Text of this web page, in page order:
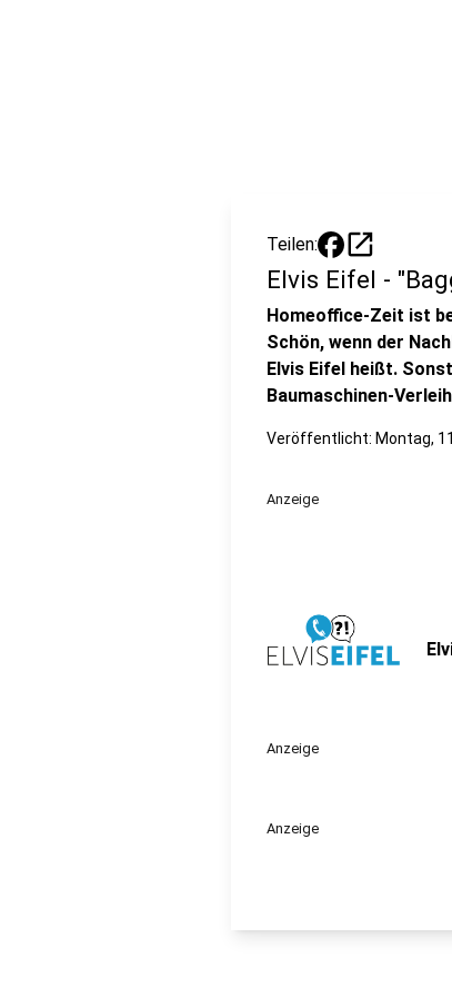
Teilen: open_in_new
Elvis Eifel -
Homeoffice-Zeit ist
Schön, wenn der
Elvis Eifel heißt.
Baumaschinen-
Veröffentlicht: Montag,
Anzeige
Anzeige
Anzeige